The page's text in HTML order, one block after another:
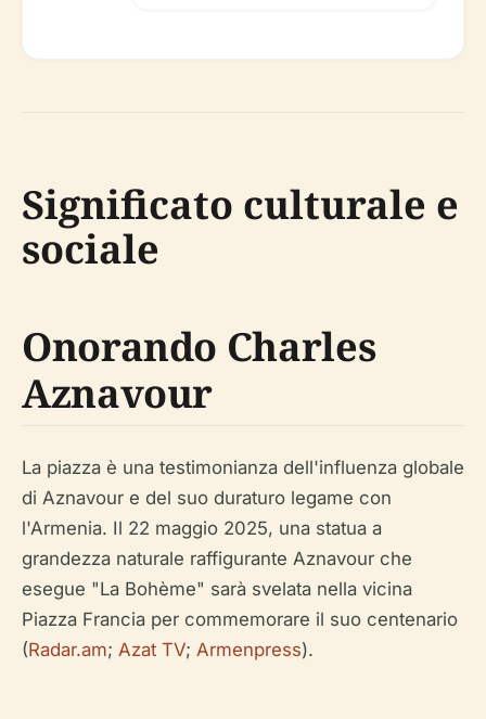
Significato culturale e
sociale
Onorando Charles
Aznavour
La piazza è una testimonianza dell'influenza globale
di Aznavour e del suo duraturo legame con
l'Armenia. Il 22 maggio 2025, una statua a
grandezza naturale raffigurante Aznavour che
esegue "La Bohème" sarà svelata nella vicina
Piazza Francia per commemorare il suo centenario
(Radar.am; Azat TV; Armenpress).